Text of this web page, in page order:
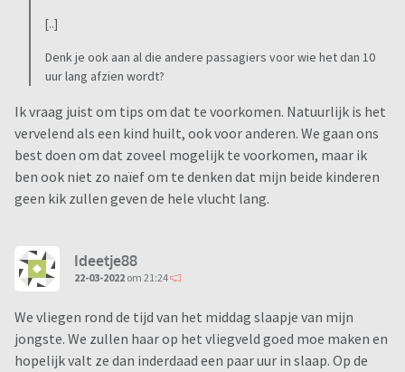
[..]
Denk je ook aan al die andere passagiers voor wie het dan 10
uur lang afzien wordt?
Ik vraag juist om tips om dat te voorkomen. Natuurlijk is het
vervelend als een kind huilt, ook voor anderen. We gaan ons
best doen om dat zoveel mogelijk te voorkomen, maar ik
ben ook niet zo naïef om te denken dat mijn beide kinderen
geen kik zullen geven de hele vlucht lang.
Ideetje88
22-03-2022 om 21:24
We vliegen rond de tijd van het middag slaapje van mijn
jongste. We zullen haar op het vliegveld goed moe maken en
hopelijk valt ze dan inderdaad een paar uur in slaap. Op de